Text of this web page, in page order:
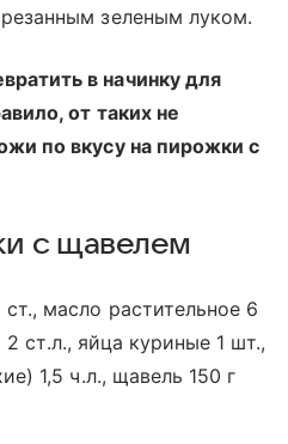
зеленым луком.
в начинку для
от таких не
по вкусу на пирожки с
с щавелем
масло растительное 6
2 ст.л., яйца куриные 1 шт.,
1,5 ч.л., щавель 150 г